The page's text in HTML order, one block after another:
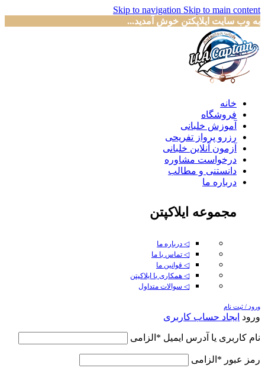
Skip to navigation Skip to main content
به وب سایت ایلاپکتن خوش آمدید...
خانه
فروشگاه
آموزش خلبانی
رزرو پرواز تفریحی
آزمون آنلاین خلبانی
درخواست مشاوره
دانستنی و مطالب
درباره ما
مجموعه ایلاکپتن
◁ درباره ما
◁ تماس با ما
◁ قوانین ما
◁ همکاری با ایلاکپتن
◁ سوالات متداول
ورود / ثبت نام
ورود ایجاد حساب کاربری
نام کاربری یا آدرس ایمیل * الزامی
رمز عبور * الزامی